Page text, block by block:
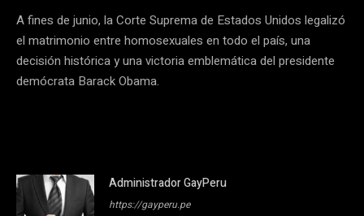
A fines de junio, la Corte Suprema de Estados Unidos legalizó
el matrimonio entre homosexuales en todo el país, una
decisión histórica y una victoria emblemática del presidente
demócrata Barack Obama.
Administrador GayPeru
https://gayperu.pe